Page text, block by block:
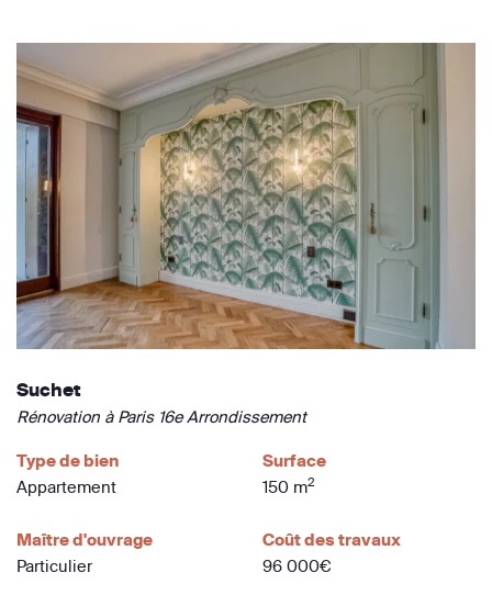
Suchet
Rénovation à Paris 16e Arrondissement
Type de bien
Appartement
Surface
150 m2
Maître d'ouvrage
Particulier
Coût des travaux
96 000€